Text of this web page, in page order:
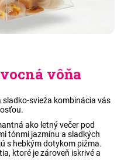
vôňa
sladko-svieža kombinácia vás
ako letný večer pod
tónmi jazmínu a sladkých
s hebkým dotykom pižma.
ktoré je zároveň iskrivé a